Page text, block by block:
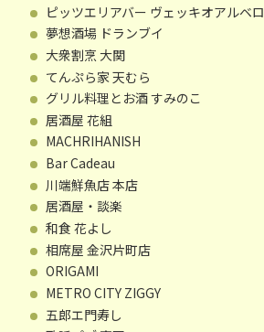
ピッツエリアバー ヴェッキオアルベロ
夢想酒場 ドランブイ
大衆割烹 大関
てんぷら家 天むら
グリル料理とお酒 すみのこ
居酒屋 花組
MACHRIHANISH
Bar Cadeau
川端鮮魚店 本店
居酒屋・談楽
和食 花よし
相席屋 金沢片町店
ORIGAMI
METRO CITY ZIGGY
五郎エ門寿し